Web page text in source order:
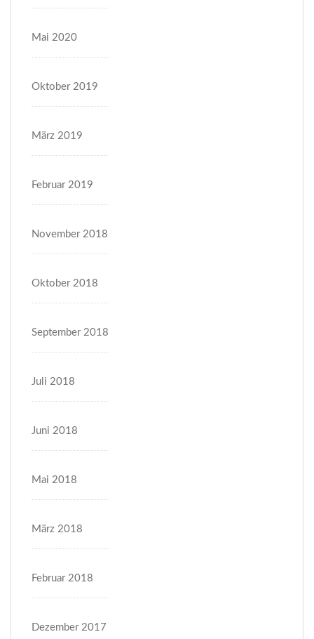
Mai 2020
Oktober 2019
März 2019
Februar 2019
November 2018
Oktober 2018
September 2018
Juli 2018
Juni 2018
Mai 2018
März 2018
Februar 2018
Dezember 2017